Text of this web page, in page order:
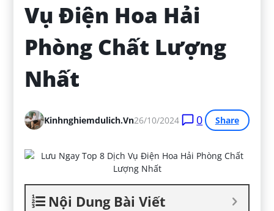
Vụ Điện Hoa Hải
Phòng Chất Lượng
Nhất
Kinhnghiemdulich.vn26/10/2024 0 Share
Nội Dung Bài Viết